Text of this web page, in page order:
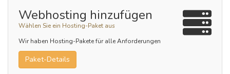
Webhosting hinzufügen
Wählen Sie ein Hosting-Paket aus
Wir haben Hosting-Pakete für alle Anforderungen
Paket-Details